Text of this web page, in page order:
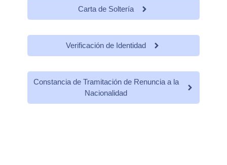
Carta de Soltería
Verificación de Identidad
Constancia de Tramitación de Renuncia a la
Nacionalidad